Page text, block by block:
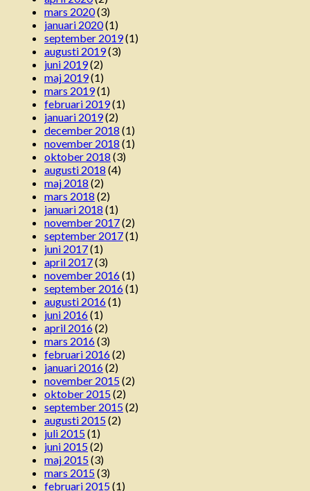
mars 2020(3)
januari 2020(1)
september 2019(1)
augusti 2019(3)
juni 2019(2)
maj 2019(1)
mars 2019(1)
februari 2019(1)
januari 2019(2)
december 2018 (1)
november 2018 (1)
oktober 2018 (3)
augusti 2018 (4)
maj 2018 (2)
mars 2018 (2)
januari 2018 (1)
november 2017(2)
september 2017(1)
juni 2017(1)
april 2017(3)
november 2016(1)
september 2016(1)
augusti 2016(1)
juni 2016(1)
april 2016(2)
mars 2016(3)
februari 2016(2)
januari 2016(2)
november 2015(2)
oktober 2015(2)
september 2015(2)
augusti 2015(2)
juli 2015(1)
juni 2015(2)
maj 2015(3)
mars 2015(3)
februari 2015(1)